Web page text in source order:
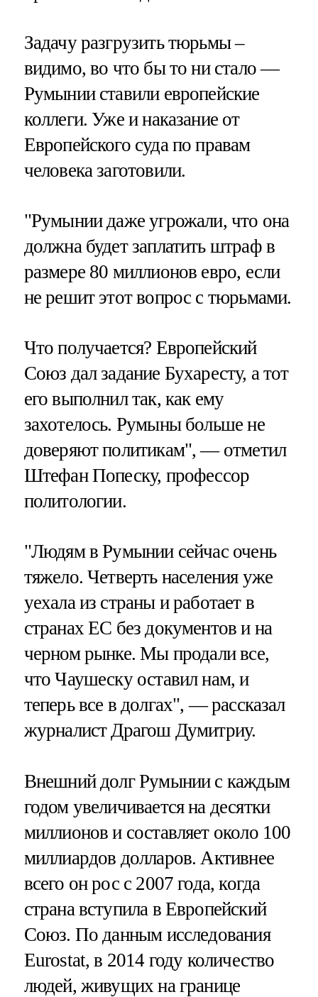
Задачу разгрузить тюрьмы –
видимо, во что бы то ни стало —
Румынии ставили европейские
коллеги. Уже и наказание от
Европейского суда по правам
человека заготовили.
"Румынии даже угрожали, что она
должна будет заплатить штраф в
размере 80 миллионов евро, если
не решит этот вопрос с тюрьмами.
Что получается? Европейский
Союз дал задание Бухаресту, а тот
его выполнил так, как ему
захотелось. Румыны больше не
доверяют политикам", — отметил
Штефан Попеску, профессор
политологии.
"Людям в Румынии сейчас очень
тяжело. Четверть населения уже
уехала из страны и работает в
странах ЕС без документов и на
черном рынке. Мы продали все,
что Чаушеску оставил нам, и
теперь все в долгах", — рассказал
журналист Драгош Думитриу.
Внешний долг Румынии с каждым
годом увеличивается на десятки
миллионов и составляет около 100
миллиардов долларов. Активнее
всего он рос с 2007 года, когда
страна вступила в Европейский
Союз. По данным исследования
Eurostat, в 2014 году количество
людей, живущих на границе